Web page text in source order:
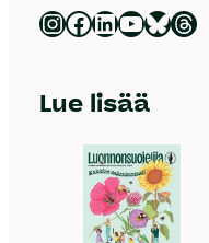
Luonnonsuojeluliitto Instagramissa Luonnonsuojeluliitto Facebookissa Luonnonsuojeluliitto LinkedInissä Luonnonsuojeluliiton YouTube-kanava Luonnonsuojeluliitto Blueskyssa Luonnonsuojeluliitto Threadsissa
Lue lisää